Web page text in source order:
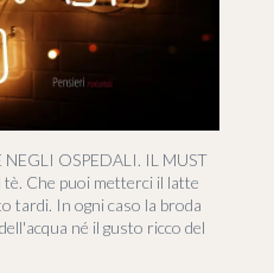
OSPEDALI. IL MUST
Che puoi metterci il latte
tardi. In ogni caso la broda
né il gusto ricco del